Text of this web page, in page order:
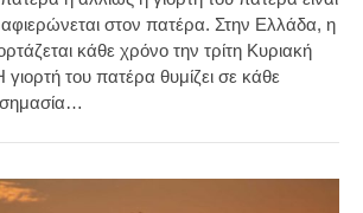
στον πατέρα. Στην Ελλάδα, η
κάθε χρόνο την τρίτη Κυριακή
γιορτή του πατέρα θυμίζει σε κάθε